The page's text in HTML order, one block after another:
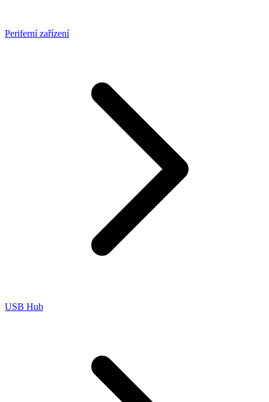
Periferní zařízení
USB Hub